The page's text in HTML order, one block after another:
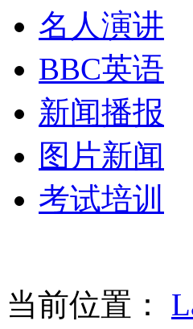
名人演讲
BBC英语
新闻播报
图片新闻
考试培训
当前位置：